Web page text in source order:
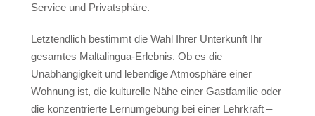
Video
Foto
Kontakt
Quote
Service und Privatsphäre.
Letztendlich bestimmt die Wahl Ihrer Unterkunft Ihr
gesamtes Maltalingua-Erlebnis. Ob es die
Unabhängigkeit und lebendige Atmosphäre einer
Wohnung ist, die kulturelle Nähe einer Gastfamilie oder
die konzentrierte Lernumgebung bei einer Lehrkraft –